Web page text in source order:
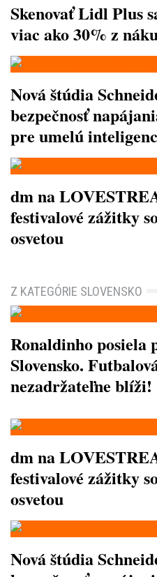
Skenovať Lidl Plus
viac ako 30% z
Nová štúdia
bezpečnosť
pre umelú
dm na
festivalové zážitky
osvetou
Z KATEGÓRIE SLOVENSKO
Ronaldinho posiela
Slovensko.
nezadržateľne blíži!
dm na
festivalové zážitky
osvetou
Nová štúdia